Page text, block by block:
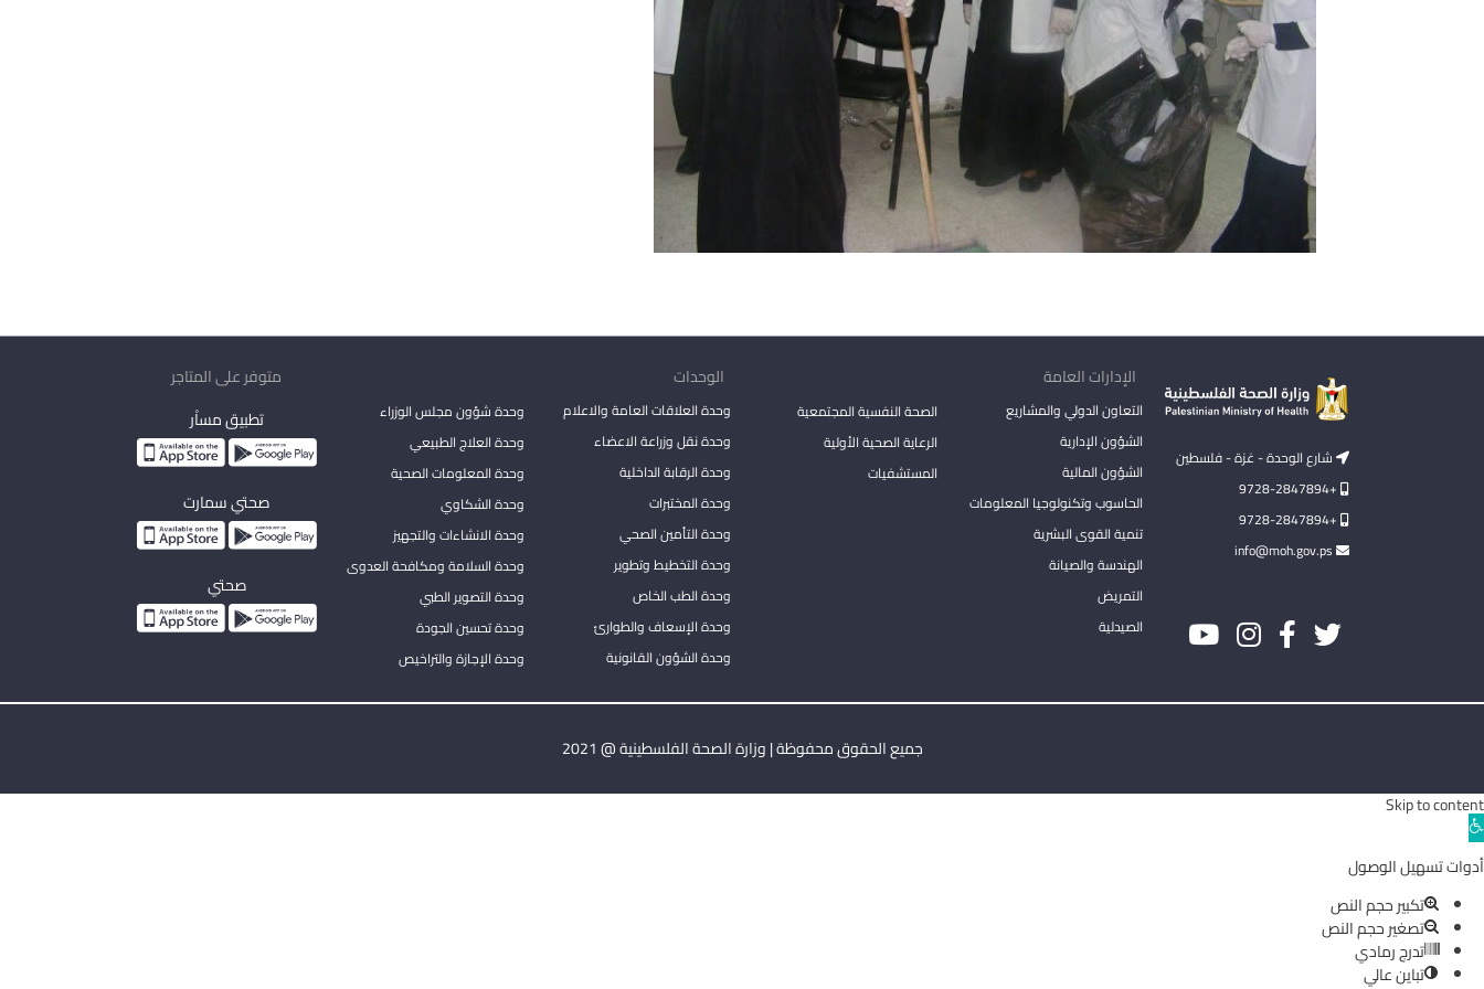
شارع الوحدة - غزة - فلسطين
+9728-2847894
+9728-2847894
الإدارات العامة
التعاون الدولي والمشاريع
الشؤون الإدارية
الشؤون المالية
الحاسوب وتكنولوجيا المعلومات
تنمية القوى البشرية
الهندسة والصيانة
التمريض
الصيدلية
الصحة النفسية المجتمعية
الرعاية الصحية الأولية
المستشفيات
الوحدات
وحدة العلاقات العامة والاعلام
وحدة نقل وزراعة الاعضاء
وحدة الرقابة الداخلية
وحدة المختبرات
وحدة التأمين الصحي
وحدة التخطيط وتطوير
وحدة الطب الخاص
وحدة الإسعاف والطوارئ
وحدة الشؤون القانونية
وحدة شؤون مجلس الوزراء
وحدة العلاج الطبيعي
وحدة المعلومات الصحية
وحدة الشكاوي
وحدة الانشاءات والتجهيز
وحدة السلامة ومكافحة العدوى
وحدة التصوير الطبي
وحدة تحسين الجودة
وحدة الإجازة والتراخيص
متوفر على المتاجر
تطبيق مساْر
صحتي سمارت
صحتي
جميع الحقوق محفوظة | وزارة الصحة الفلسطينية @ 2021
Skip to content
Open
toolbar
أدوات تسهيل الوصول
تكبير حجم النص
تصغير حجم النص
تدرج رمادي
تباين عالي